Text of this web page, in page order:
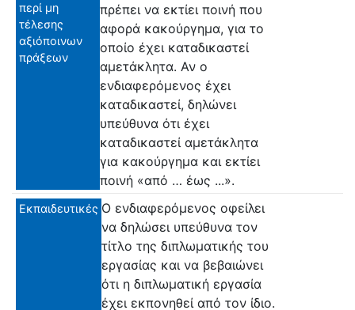
περί μη
τέλεσης
αξιόποινων
πράξεων
πρέπει να εκτίει ποινή που
αφορά κακούργημα, για το
οποίο έχει καταδικαστεί
αμετάκλητα. Αν ο
ενδιαφερόμενος έχει
καταδικαστεί, δηλώνει
υπεύθυνα ότι έχει
καταδικαστεί αμετάκλητα
για κακούργημα και εκτίει
ποινή «από … έως ...».
Εκπαιδευτικές Ο ενδιαφερόμενος οφείλει
να δηλώσει υπεύθυνα τον
τίτλο της διπλωματικής του
εργασίας και να βεβαιώνει
ότι η διπλωματική εργασία
έχει εκπονηθεί από τον ίδιο.